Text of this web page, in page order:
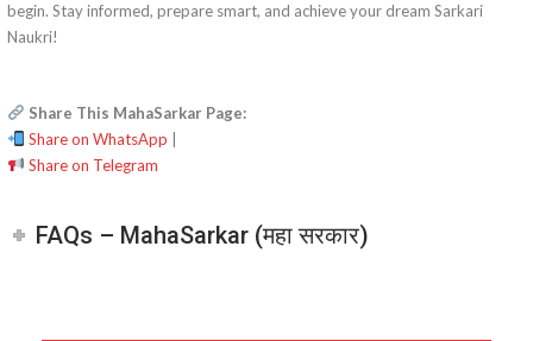
begin. Stay informed, prepare smart, and achieve your dream Sarkari
Naukri!
Share This MahaSarkar Page:
Share on WhatsApp
Share on Telegram
FAQs – MahaSarkar (महा सरकार)